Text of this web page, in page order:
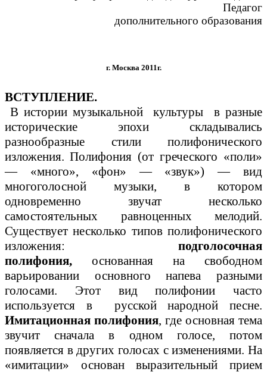
Педагог
дополнительного образования
г. Москва 2011г.
ВСТУПЛЕНИЕ.
В истории музыкальной культуры в разные
исторические эпохи складывались
разнообразные стили полифонического
изложения. Полифония (от греческого «поли»
— «много», «фон» — «звук») — вид
многоголосной музыки, в котором
одновременно звучат несколько
самостоятельных равноценных мелодий.
Существует несколько типов полифонического
изложения: подголосочная
полифония, основанная на свободном
варьировании основного напева разными
голосами. Этот вид полифонии часто
используется в русской народной песне.
Имитационная полифония, где основная тема
звучит сначала в одном голосе, потом
появляется в других голосах с изменениями. На
«имитации» основан выразительный прием